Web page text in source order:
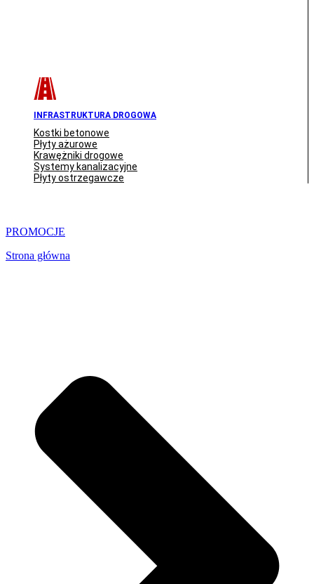
INFRASTRUKTURA DROGOWA
Kostki betonowe
Płyty ażurowe
Krawężniki drogowe
Systemy kanalizacyjne
Płyty ostrzegawcze
PROMOCJE
Strona główna